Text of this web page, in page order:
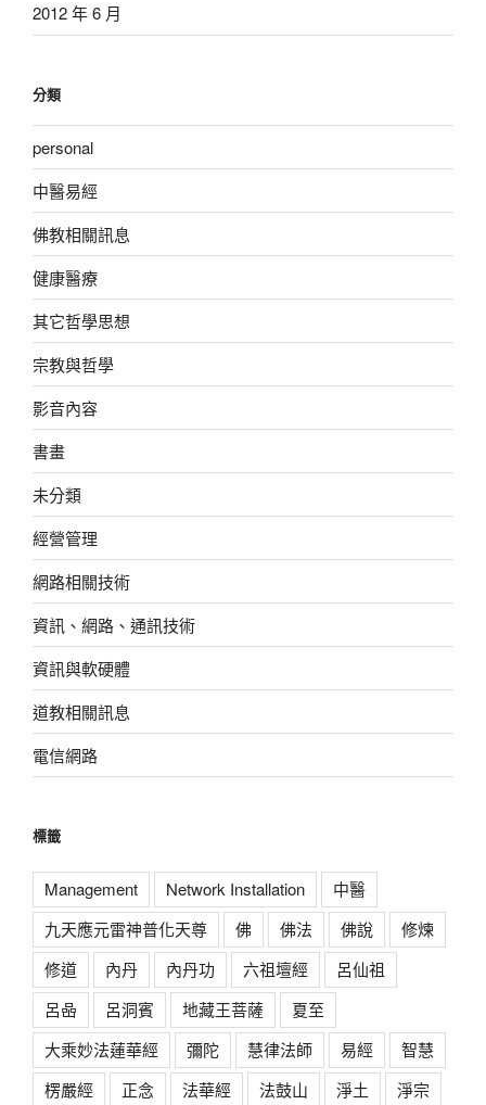
2012 年 6 月
分類
personal
中醫易經
佛教相關訊息
健康醫療
其它哲學思想
宗教與哲學
影音內容
書畫
未分類
經營管理
網路相關技術
資訊、網路、通訊技術
資訊與軟硬體
道教相關訊息
電信網路
標籤
Management Network Installation
中醫
九天應元雷神普化天尊
佛 佛法 佛說
修煉
修道
內丹 內丹功 六祖壇經
呂仙祖
呂喦
呂洞賓 地藏王菩薩
夏至
大乘妙法蓮華經
彌陀 慧律法師 易經
智慧
楞嚴經
正念 法華經 法鼓山 淨土 淨宗